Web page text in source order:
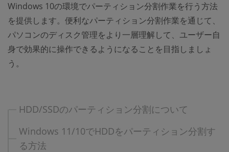
Windows 10の環境でパーティション分割作業を行う方法
を提供します。便利なパーティション分割作業を通じて、
パソコンのディスク管理をより一層理解して、ユーザー自
身で効果的に操作できるようになることを目指しましょ
う。
HDD/SSDのパーティション分割について
Windows 11/10でHDDをパーティション分割す
る方法